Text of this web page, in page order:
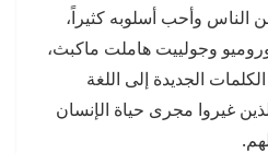
الناس وأحب أسلوبه كثيراً،
وروميو وجولييت هاملت ماكبث،
الجديدة إلى اللغة
غيروا مجرى حياة الإنسان